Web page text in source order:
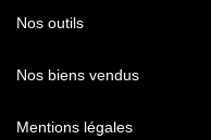
Nos outils
Nos biens vendus
Mentions légales